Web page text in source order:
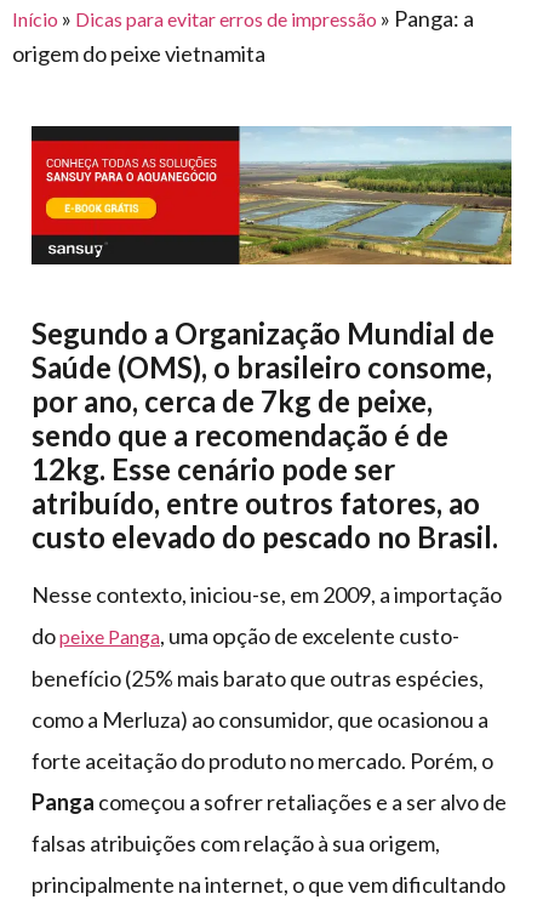
premiações
para
feira
offshore
piscinas
mercado
automotivo
calçados,
epi's
lonas
multiúso
e logística
armazenagem
de
caminhoneiro
Início » Dicas para evitar erros de impressão » Panga: a
origem do peixe vietnamita
Segundo a Organização Mundial de
Saúde (OMS), o brasileiro consome,
por ano, cerca de 7kg de peixe,
sendo que a recomendação é de
12kg. Esse cenário pode ser
atribuído, entre outros fatores, ao
custo elevado do pescado no Brasil.
Nesse contexto, iniciou-se, em 2009, a importação
dopeixe Panga, uma opção de excelente custo-
benefício (25% mais barato que outras espécies,
como a Merluza) ao consumidor, que ocasionou a
forte aceitação do produto no mercado. Porém, o
Panga começou a sofrer retaliações e a ser alvo de
falsas atribuições com relação à sua origem,
principalmente na internet, o que vem dificultando